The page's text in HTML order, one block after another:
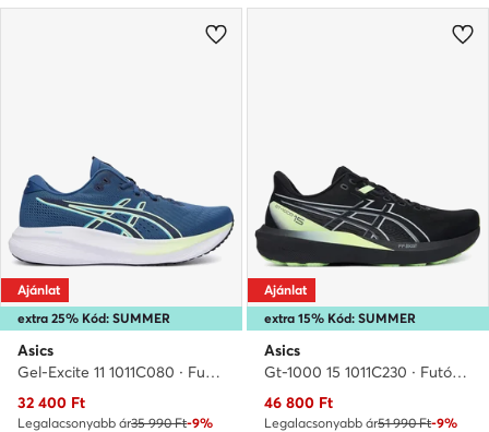
extra 25% Kód: SUMMER
Ajánlat
Asics
Gel-Excite 11 1011C080 · Futócipő
Aktuális ár
32 400 Ft
Legalacsonyabb ár35 990 Ft-9%
extra 15% Kód: SUMMER
Ajánlat
Asics
Gt-1000 15 1011C230 · Futócipő
Aktuális ár
46 800 Ft
Legalacsonyabb ár51 990 Ft-9%